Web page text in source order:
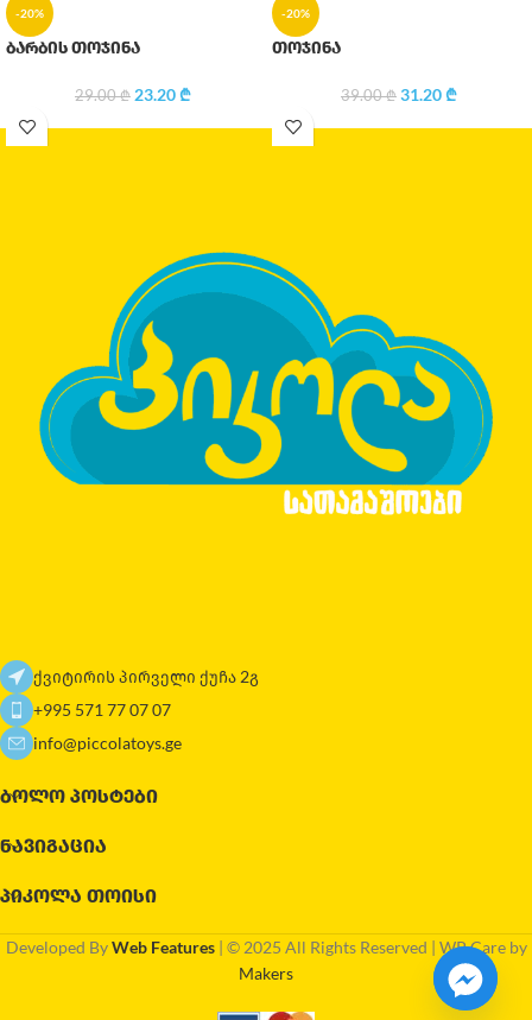
-20%
ბარბის თოჯინა
29.00₾ 23.20₾
-20%
თოჯინა
39.00₾ 31.20₾
ქვიტირის პირველი ქუჩა 2გ
+995 571 77 07 07
info@piccolatoys.ge
ᲑᲝᲚᲝ ᲞᲝᲡᲢᲔᲑᲘ
ᲜᲐᲕᲘᲒᲐᲪᲘᲐ
ᲞᲘᲙᲝᲚᲐ ᲗᲝᲘᲡᲘ
Developed ByWeb Features | © 2025 All Rights Reserved | WP Care by
Makers